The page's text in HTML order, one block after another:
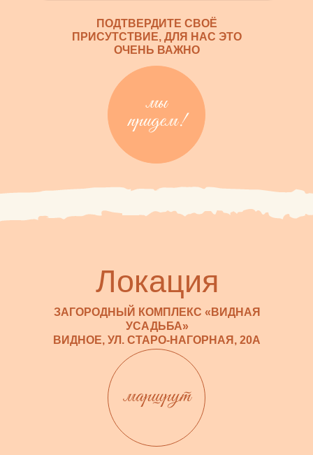
ПОДТВЕРДИТЕ СВОЁ
ПРИСУТСТВИЕ, ДЛЯ НАС ЭТО
ОЧЕНЬ ВАЖНО
Локация
ЗАГОРОДНЫЙ КОМПЛЕКС «ВИДНАЯ
УСАДЬБА»
ВИДНОЕ, УЛ. СТАРО-НАГОРНАЯ, 20А